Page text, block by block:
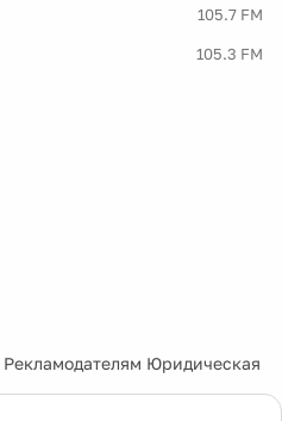
105.7 FM
105.3 FM
Рекламодателям Юридическая